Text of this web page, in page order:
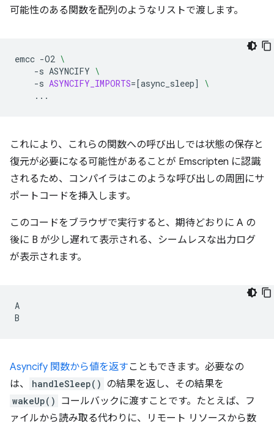
可能性のある関数を配列のようなリストで渡します。
emcc -O2 \
-s ASYNCIFY \
-s ASYNCIFY_IMPORTS=[async_sleep]
\
これにより、これらの関数への呼び出しでは状態の保存と
復元が必要になる可能性があることが Emscripten に認識
されるため、コンパイラはこのような呼び出しの周囲にサ
ポートコードを挿入します。
このコードをブラウザで実行すると、期待どおりに A の
後に B が少し遅れて表示される、シームレスな出力ログ
が表示されます。
A
Asyncify 関数から値を返す こともできます。必要なの
は、
handleSleep() の結果を返し、その結果を
wakeUp()
コールバックに渡すことです。たとえば、フ
ァイルから読み取る代わりに、リモート リソースから数